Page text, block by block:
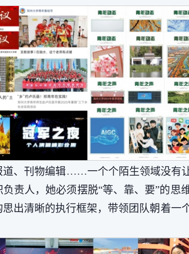
、刊物编辑……一个个陌生领域没有
责人，她必须摆脱“等、靠、要”的
出清晰的执行框架，带领团队朝着